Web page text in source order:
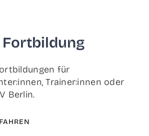
Fortbildung
für
Trainer:innen oder
Berlin.